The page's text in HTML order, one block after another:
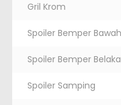
Gril Krom
Spoiler Bemper Bawah
Spoiler Bemper
Spoiler Samping